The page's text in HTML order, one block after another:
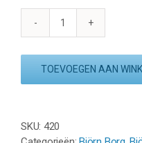
BJÖRN
TIGHTS
TOEVOEGEN AAN
SKU: 420